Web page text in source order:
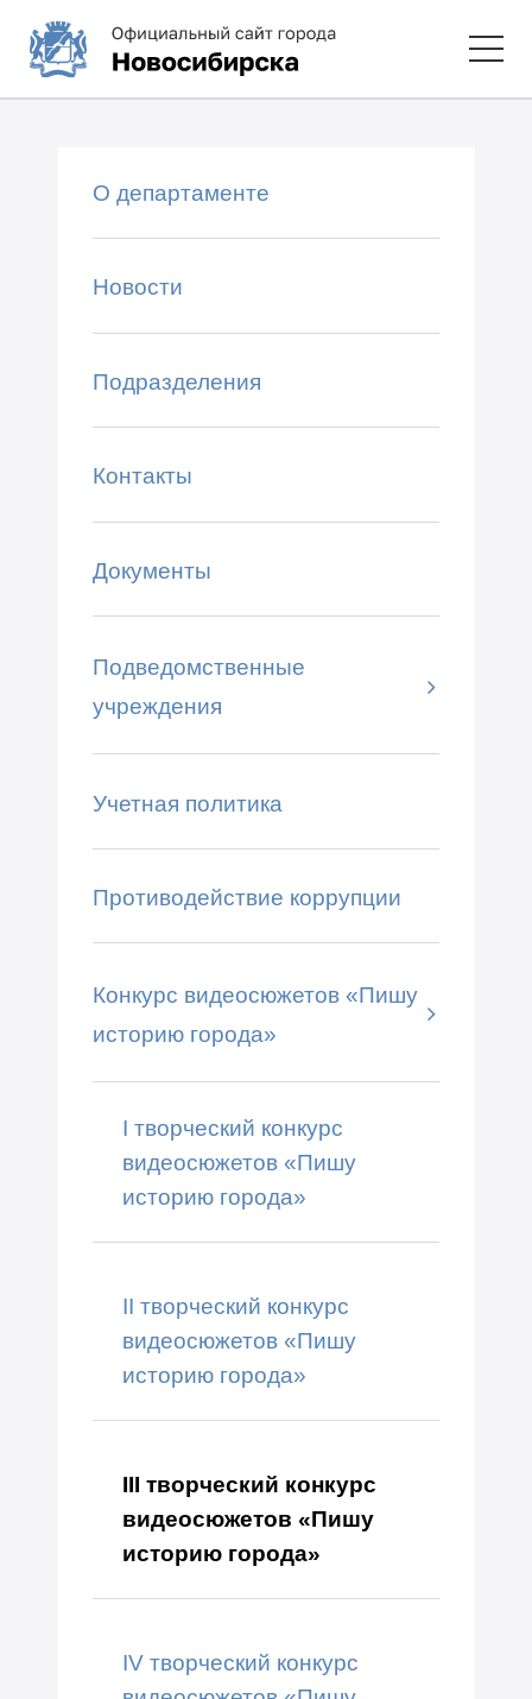
О департаменте
Новости
Подразделения
Контакты
Документы
Подведомственные
учреждения
Учетная политика
Противодействие коррупции
Конкурс видеосюжетов «Пишу
историю города»
I творческий конкурс
видеосюжетов «Пишу
историю города»
II творческий конкурс
видеосюжетов «Пишу
историю города»
III творческий конкурс
видеосюжетов «Пишу
историю города»
IV творческий конкурс